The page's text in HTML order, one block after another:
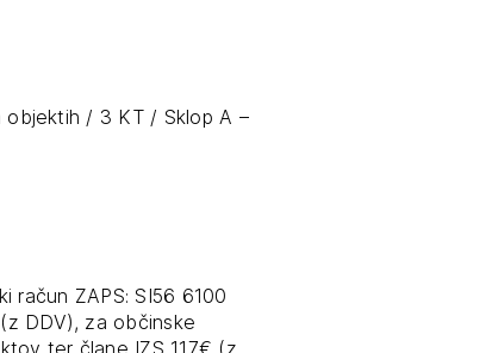
objektih / 3 KT / Sklop A –
račun ZAPS: SI56 6100
DDV), za občinske